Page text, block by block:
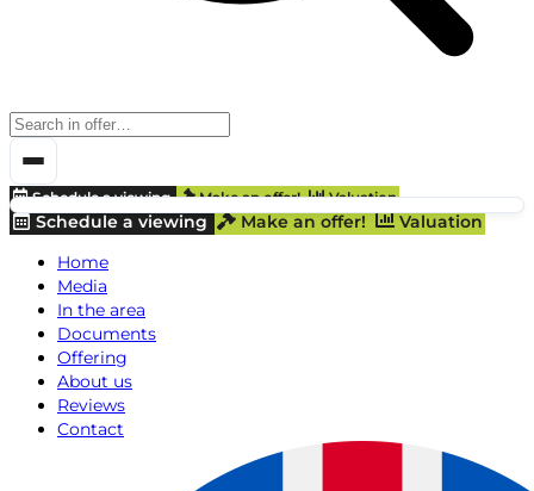
Schedule a viewing Make an offer! Valuation
Schedule a viewing Make an offer!
Valuation
Home
Media
In the area
Documents
Offering
About us
Reviews
Contact